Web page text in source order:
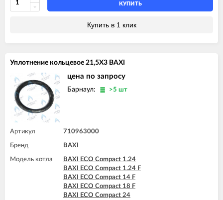
КУПИТЬ
Купить в 1 клик
Уплотнение кольцевое 21,5X3 BAXI
цена по запросу
Барнаул: >5 шт
Артикул 710963000
Бренд BAXI
Модель котла
BAXI ECO Compact 1.24
BAXI ECO Compact 1.24 F
BAXI ECO Compact 14 F
BAXI ECO Compact 18 F
BAXI ECO Compact 24